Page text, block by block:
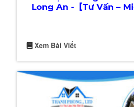
Long An -【Tư Vấn –
Xem Bài Viết